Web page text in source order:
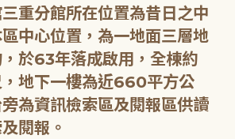
重分館所在位置為昔日之中
中心位置，為一地面三層地
於63年落成啟用，全棟約
地下一樓為近660平方公
為資訊檢索區及閱報區供讀
閱報。